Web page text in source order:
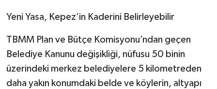
Yeni Yasa, Kepez’in Kaderini Belirleyebilir
TBMM Plan ve Bütçe Komisyonu’ndan geçen
Belediye Kanunu değişikliği, nüfusu 50 binin
üzerindeki merkez belediyelere 5 kilometreden
daha yakın konumdaki belde ve köylerin, altyapı